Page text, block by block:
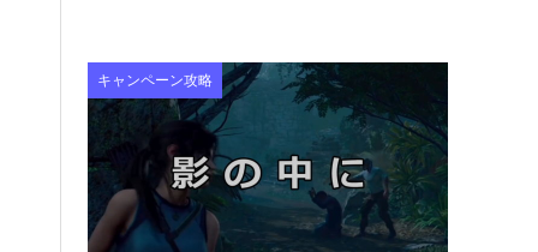
キャンペーン攻略